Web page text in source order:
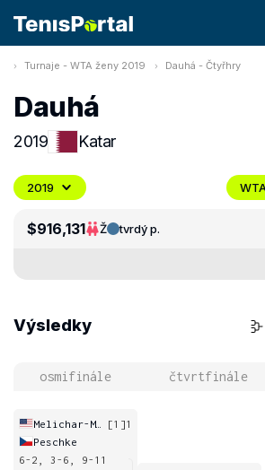
Turnaje - WTA ženy 2019 Dauhá - Čtyřhry
Dauhá
2019 Katar
2019
$916,131 Ž tvrdý p.
Výsledky
osmifinále čtvrtfinále
[1]1
Peschke
6-2, 3-6, 9-11